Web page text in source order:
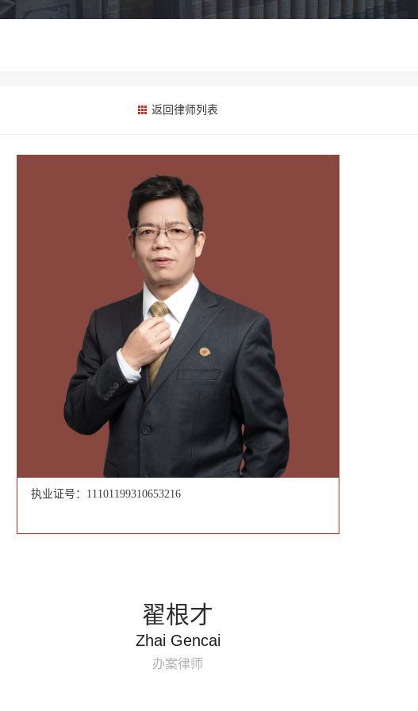
返回律师列表
执业证号：11101199310653216
翟根才
Zhai Gencai
办案律师